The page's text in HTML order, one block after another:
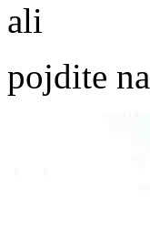
ali
pojdite na